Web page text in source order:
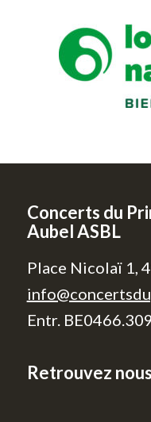
Concerts du
Aubel ASBL
Place Nicolaï 1,
Entr.
Retrouvez nous